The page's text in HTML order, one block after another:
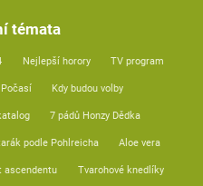
témata
Nejlepší horory TV program
Počasí Kdy budou volby
7 pádů Honzy Dědka
podle Pohlreicha Aloe vera
ascendentu Tvarohové knedlíky